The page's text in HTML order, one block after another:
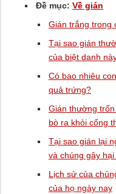
Đề mục: Về gián
Gián trắng trong
Tại sao gián
của biệt danh
Có bao nhiêu
quả trứng?
Gián thường
bò ra khỏi cống
Tại sao gián lại
và chúng gây hại
Lịch sử của
của họ ngày nay